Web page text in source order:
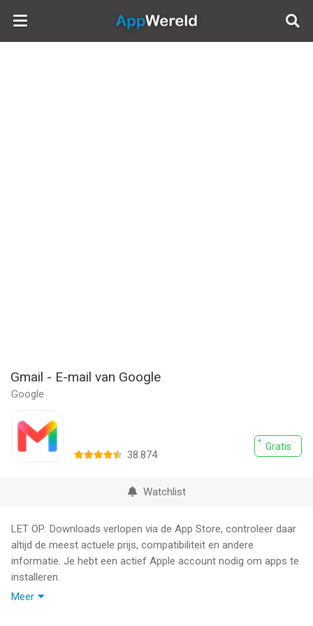
AppWereld
Gmail - E-mail van Google
Google
Gratis
38.874
Watchlist
LET OP: Downloads verlopen via de App Store, controleer daar
altijd de meest actuele prijs, compatibiliteit en andere
informatie. Je hebt een actief Apple account nodig om apps te
installeren.
Meer